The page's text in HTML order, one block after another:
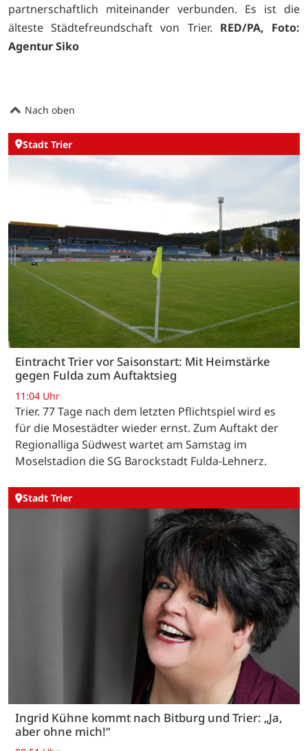
partnerschaftlich miteinander verbunden. Es ist die
älteste Städtefreundschaft von Trier. RED/PA, Foto:
Agentur Siko
Nach oben
Stadt Trier
Eintracht Trier vor Saisonstart: Mit Heimstärke
gegen Fulda zum Auftaktsieg
11:04 Uhr
Trier. 77 Tage nach dem letzten Pflichtspiel wird es
für die Mosestädter wieder ernst. Zum Auftakt der
Regionalliga Südwest wartet am Samstag im
Moselstadion die SG Barockstadt Fulda-Lehnerz.
Stadt Trier
Ingrid Kühne kommt nach Bitburg und Trier: „Ja,
aber ohne mich!“